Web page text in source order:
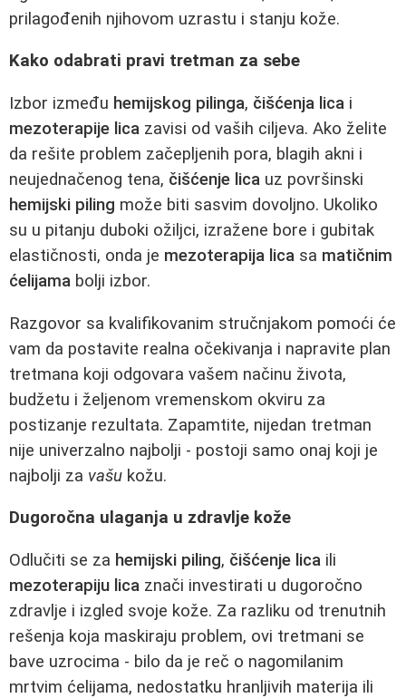
prilagođenih njihovom uzrastu i stanju kože.
Kako odabrati pravi tretman za sebe
Izbor između hemijskog pilinga, čišćenja lica i
mezoterapije lica zavisi od vaših ciljeva. Ako želite
da rešite problem začepljenih pora, blagih akni i
neujednačenog tena, čišćenje lica uz površinski
hemijski piling može biti sasvim dovoljno. Ukoliko
su u pitanju duboki ožiljci, izražene bore i gubitak
elastičnosti, onda je mezoterapija lica sa matičnim
ćelijama bolji izbor.
Razgovor sa kvalifikovanim stručnjakom pomoći će
vam da postavite realna očekivanja i napravite plan
tretmana koji odgovara vašem načinu života,
budžetu i željenom vremenskom okviru za
postizanje rezultata. Zapamtite, nijedan tretman
nije univerzalno najbolji - postoji samo onaj koji je
najbolji za vašu kožu.
Dugoročna ulaganja u zdravlje kože
Odlučiti se za hemijski piling, čišćenje lica ili
mezoterapiju lica znači investirati u dugoročno
zdravlje i izgled svoje kože. Za razliku od trenutnih
rešenja koja maskiraju problem, ovi tretmani se
bave uzrocima - bilo da je reč o nagomilanim
mrtvim ćelijama, nedostatku hranljivih materija ili